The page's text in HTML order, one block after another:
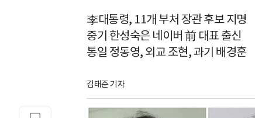
李대통령, 11개 부처 장관 후보 지명
중기 한성숙은 네이버 前 대표 출신
통일 정동영, 외교 조현, 과기 배경훈
김태준 기자